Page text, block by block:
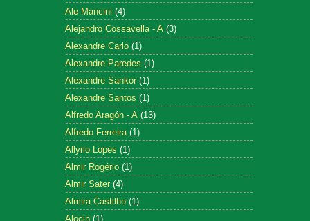
Ale Mancini (4)
Alejandro Cossavella - A (3)
Alexandre Carlo (1)
Alexandre Paredes (1)
Alexandre Sankor (1)
Alexandre Santos (1)
Alfredo Aragón - A (13)
Alfredo Ferreira (1)
Allyrio Lopes (1)
Almir Rogério (1)
Almir Sater (4)
Almira Castilho (1)
Alocin (1)